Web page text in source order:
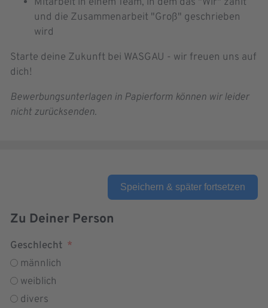
und die Zusammenarbeit "Groß" geschrieben
wird
Starte deine Zukunft bei WASGAU - wir freuen uns auf
dich!
Bewerbungsunterlagen in Papierform können wir leider
nicht zurücksenden.
Speichern & später fortsetzen
Zu Deiner Person
Geschlecht
männlich
weiblich
divers